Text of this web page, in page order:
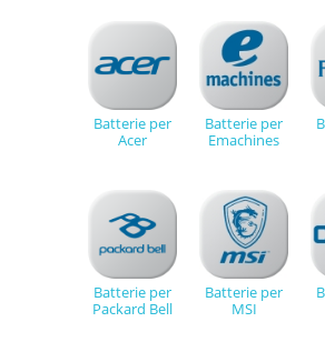
Batterie per
Acer
Batterie per
Emachines
Batterie per
Packard Bell
Batterie per
MSI